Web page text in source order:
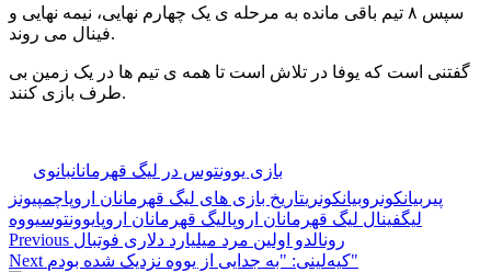
سپس ۸ تیم باقی مانده به مرحله ی یک چهارم نهایی، نیمه نهایی و
فینال می روند.
گفتنی است که یوفا در تلاش است تا همه ی تیم ها در یک زمین بی
طرف بازی کنند.
بازی یوونتوس در لیگ قهرمانانبانوی
پیر بیانکونروبیانکونریتاریخ بازی های لیگ قهرمانان اروپاچمپیونز
لیگفینال لیگ قهرمانان اروپالیگ قهرمانان اروپایوونتوسیووه
Previous رونالدو اولین مرد میلیارد دلاری فوتبال
Next
کیه‌لینی: "به جدایی از یووه نزدیک شده بودم"